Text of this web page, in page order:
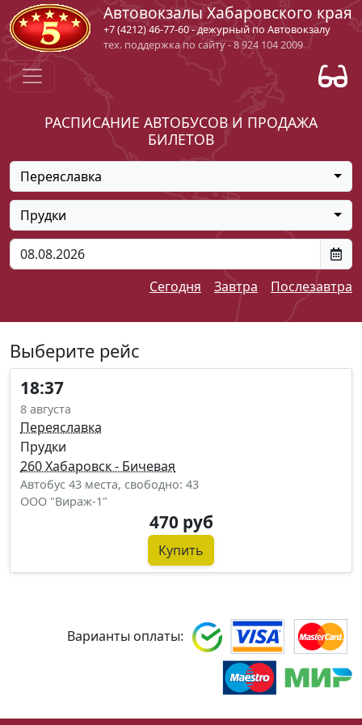
Автовокзалы Хабаровского края
+7 (4212) 46-77-60 - дежурный по Автовокзалу
тех. поддержка по сайту - 8 924 104 2009
РАСПИСАНИЕ АВТОБУСОВ И ПРОДАЖА
БИЛЕТОВ
Переяславка
Прудки
Сегодня Завтра Послезавтра
Выберите рейс
18:37
8 августа
Переяславка
Прудки
260 Хабаровск - Бичевая
Автобус 43 места, свободно: 43
ООО "Вираж-1"
470 руб
Купить
Варианты оплаты: